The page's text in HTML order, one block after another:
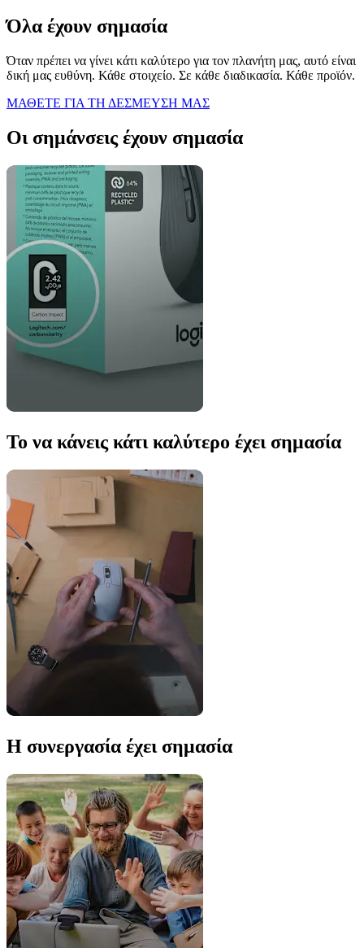
Όλα έχουν σημασία
Όταν πρέπει να γίνει κάτι καλύτερο για τον πλανήτη μας, αυτό είναι
δική μας ευθύνη. Κάθε στοιχείο. Σε κάθε διαδικασία. Κάθε προϊόν.
ΜΑΘΕΤΕ ΓΙΑ ΤΗ ΔΕΣΜΕΥΣΗ ΜΑΣ
Οι σημάνσεις έχουν σημασία
Το να κάνεις κάτι καλύτερο έχει σημασία
Η συνεργασία έχει σημασία